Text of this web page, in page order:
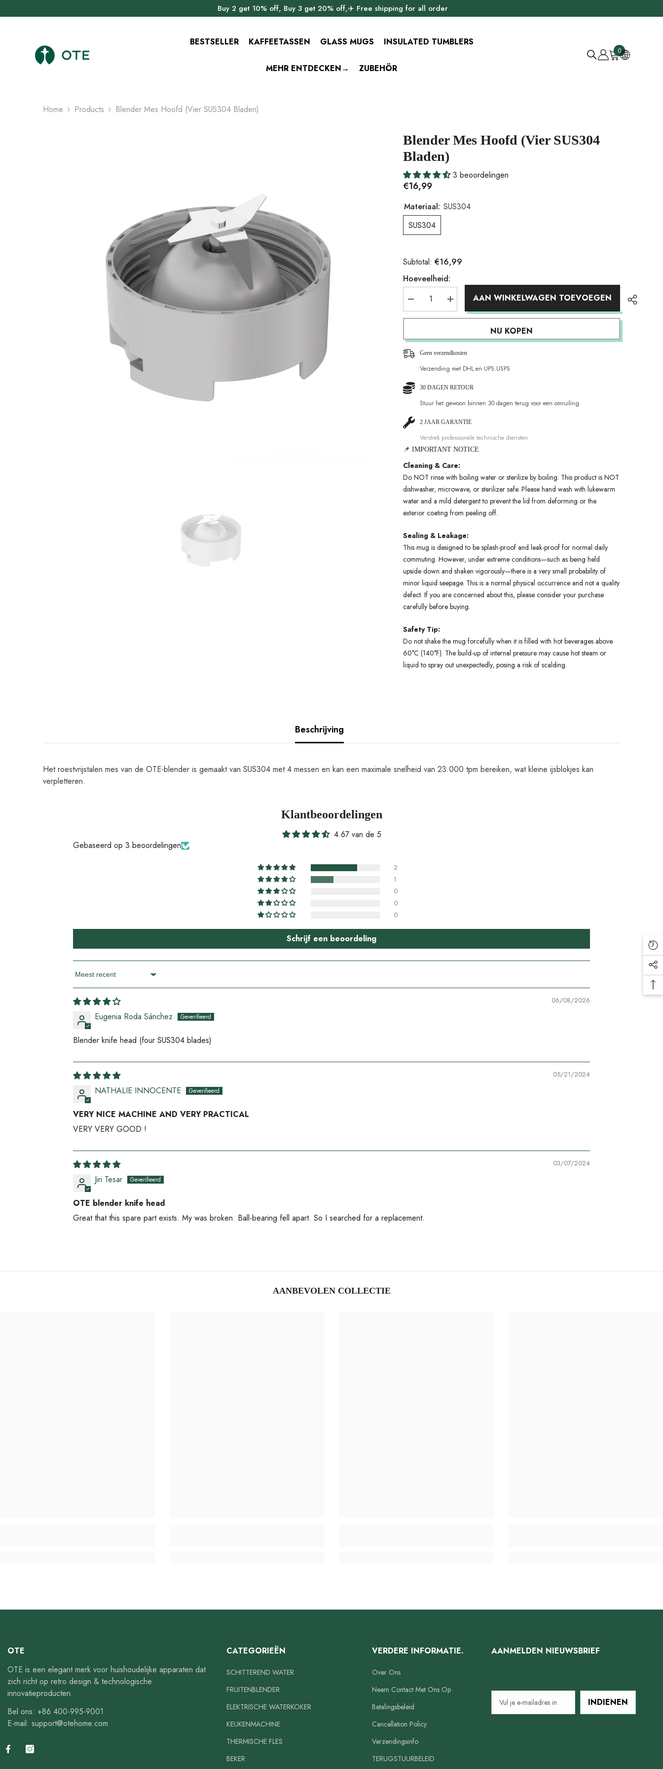
Buy 2 get 10% off, Buy 3 get 20% off,✈️ Free shipping for all order
BESTSELLER KAFFEETASSEN GLASS MUGS INSULATED TUMBLERS
MEHR ENTDECKEN→ ZUBEHÖR
00
items
Home Products Blender Mes Hoofd (vier SUS304 Bladen)
Blender Mes Hoofd (vier SUS304
Bladen)
3 beoordelingen
€16,99
Materiaal: SUS304
SUS304
Subtotal:€16,99
Hoeveelheid:
verlagen
voor
hoofd
SUS304
Aantal
verhogen
voor
hoofd
SUS304
AAN WINKELWAGEN TOEVOEGEN
NU KOPEN
Geen verzendkosten
Verzending met DHL en UPS.USPS
30 DAGEN RETOUR
Stuur het gewoon binnen 30 dagen terug voor een omruiling
2 JAAR GARANTIE
Verstrek professionele technische diensten
📌 IMPORTANT NOTICE
Cleaning & Care:
Do NOT rinse with boiling water or sterilize by boiling. This product is NOT
dishwasher, microwave, or sterilizer safe. Please hand wash with lukewarm
water and a mild detergent to prevent the lid from deforming or the
exterior coating from peeling off.
Sealing & Leakage:
This mug is designed to be splash-proof and leak-proof for normal daily
commuting. However, under extreme conditions—such as being held
upside down and shaken vigorously—there is a very small probability of
minor liquid seepage. This is a normal physical occurrence and not a quality
defect. If you are concerned about this, please consider your purchase
carefully before buying.
Safety Tip:
Do not shake the mug forcefully when it is filled with hot beverages above
60°C (140°F). The build-up of internal pressure may cause hot steam or
liquid to spray out unexpectedly, posing a risk of scalding.
Beschrijving
Het roestvrijstalen mes van de OTE-blender is gemaakt van SUS304 met 4 messen en kan een maximale snelheid van 23.000 tpm bereiken, wat kleine ijsblokjes kan
verpletteren.
Klantbeoordelingen
4.67 van de 5
Gebaseerd op 3 beoordelingen
2
1
0
0
0
Schrijf een beoordeling
Sort By
06/08/2026
Eugenia Roda Sánchez
Blender knife head (four SUS304 blades)
05/21/2024
NATHALIE INNOCENTE
VERY NICE MACHINE AND VERY PRACTICAL
VERY VERY GOOD !
03/07/2024
Jiri Tesar
OTE blender knife head
Great that this spare part exists. My was broken. Ball-bearing fell apart. So I searched for a replacement.
AANBEVOLEN COLLECTIE
OTE
OTE is een elegant merk voor huishoudelijke apparaten dat
zich richt op retro design & technologische
innovatieproducten.
Bel ons: +86 400-995-9001
E-mail: support@otehome.com
CATEGORIEËN
SCHITTEREND WATER
FRUITENBLENDER
ELEKTRISCHE WATERKOKER
KEUKENMACHINE
THERMISCHE FLES
BEKER
VERDERE INFORMATIE.
Over Ons
Neem Contact Met Ons Op
Betalingsbeleid
Cancellation Policy
Verzendingsinfo
TERUGSTUURBELEID
AANMELDEN NIEUWSBRIEF
INDIENEN